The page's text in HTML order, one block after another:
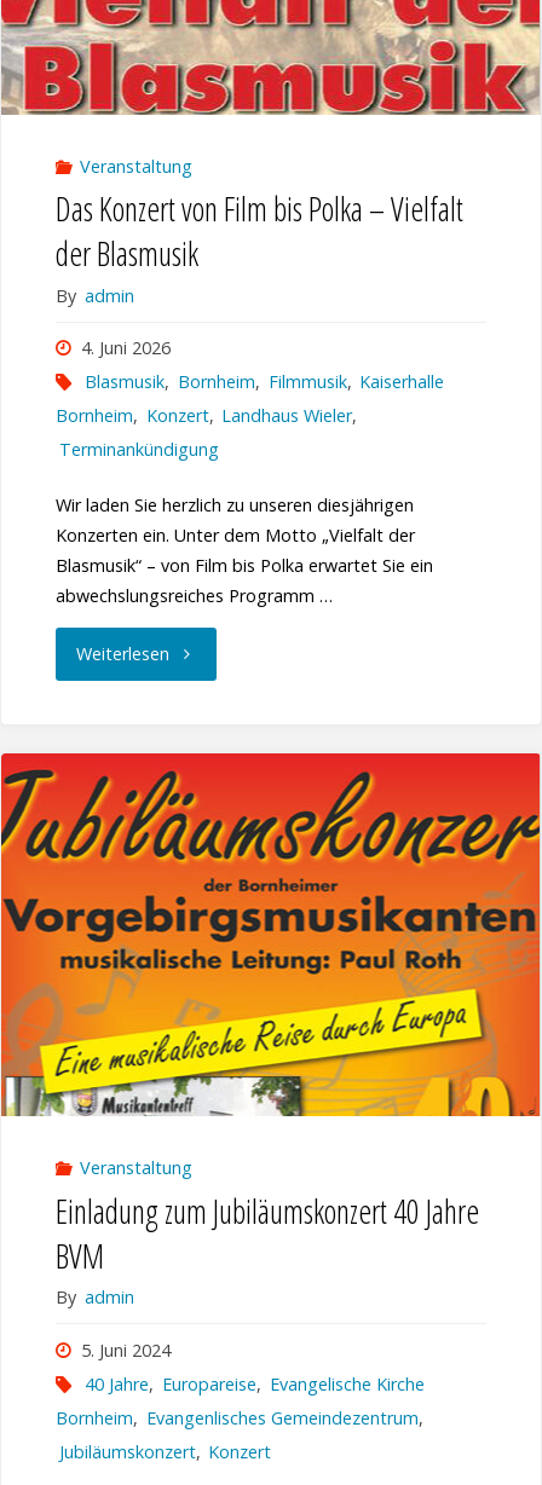
Veranstaltung
Das Konzert von Film bis Polka – Vielfalt
der Blasmusik
By admin
4. Juni 2026
Blasmusik, Bornheim, Filmmusik, Kaiserhalle
Bornheim, Konzert, Landhaus Wieler,
Terminankündigung
Wir laden Sie herzlich zu unseren diesjährigen
Konzerten ein. Unter dem Motto „Vielfalt der
Blasmusik“ – von Film bis Polka erwartet Sie ein
abwechslungsreiches Programm …
Weiterlesen"Das
von
Film
bis
Polka
–
Vielfalt
der
Blasmusik"
Veranstaltung
Einladung zum Jubiläumskonzert 40 Jahre
BVM
By admin
5. Juni 2024
40 Jahre, Europareise, Evangelische Kirche
Bornheim, Evangenlisches Gemeindezentrum,
Jubiläumskonzert, Konzert